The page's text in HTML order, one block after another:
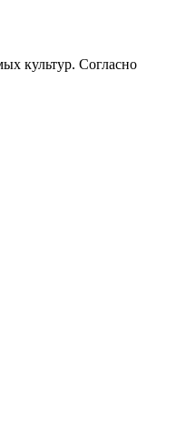
культур. Согласно